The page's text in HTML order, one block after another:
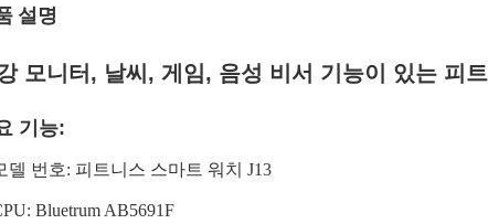
설명
모니터, 날씨, 게임, 음성 비서 기능이 있는 피
기능:
델 번호: 피트니스 스마트 워치 J13
Bluetrum AB5691F